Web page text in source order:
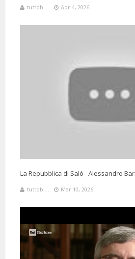
tuttob ... Apr 4, 2026
La Repubblica di Salò - Alessandro
tuttob ... Mar 10, 2026